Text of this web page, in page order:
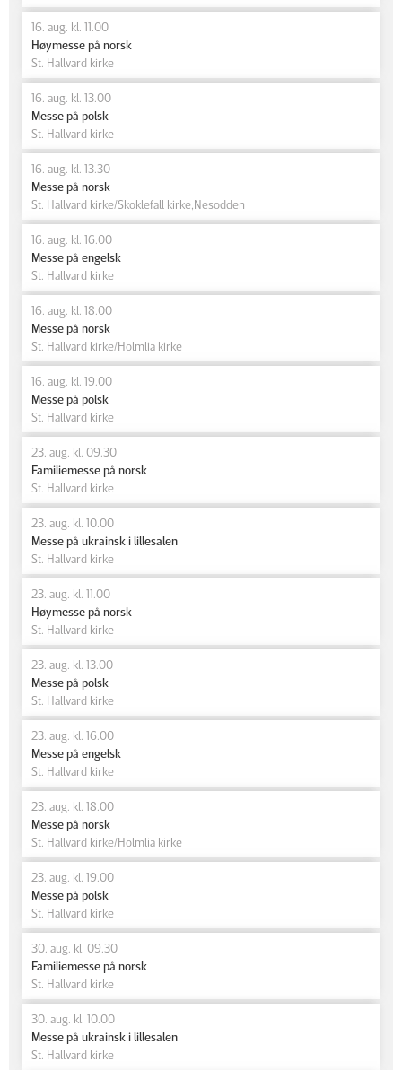
16. aug. kl. 11.00
Høymesse på norsk
St. Hallvard kirke
16. aug. kl. 13.00
Messe på polsk
St. Hallvard kirke
16. aug. kl. 13.30
Messe på norsk
St. Hallvard kirke/Skoklefall kirke,Nesodden
16. aug. kl. 16.00
Messe på engelsk
St. Hallvard kirke
16. aug. kl. 18.00
Messe på norsk
St. Hallvard kirke/Holmlia kirke
16. aug. kl. 19.00
Messe på polsk
St. Hallvard kirke
23. aug. kl. 09.30
Familiemesse på norsk
St. Hallvard kirke
23. aug. kl. 10.00
Messe på ukrainsk i lillesalen
St. Hallvard kirke
23. aug. kl. 11.00
Høymesse på norsk
St. Hallvard kirke
23. aug. kl. 13.00
Messe på polsk
St. Hallvard kirke
23. aug. kl. 16.00
Messe på engelsk
St. Hallvard kirke
23. aug. kl. 18.00
Messe på norsk
St. Hallvard kirke/Holmlia kirke
23. aug. kl. 19.00
Messe på polsk
St. Hallvard kirke
30. aug. kl. 09.30
Familiemesse på norsk
St. Hallvard kirke
30. aug. kl. 10.00
Messe på ukrainsk i lillesalen
St. Hallvard kirke